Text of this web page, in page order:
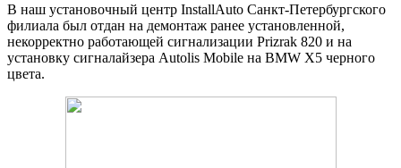
В наш установочный центр InstallAuto Санкт-Петербургского
филиала был отдан на демонтаж ранее установленной,
некорректно работающей сигнализации Prizrak 820 и на
установку сигналайзера Autolis Mobile на BMW X5 черного
цвета.